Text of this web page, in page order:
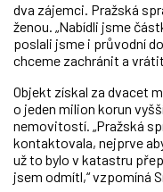
dva zájemci. Pražská
ženou. „Nabídli jsme
poslali jsme i průvodní
chceme zachránit a
Objekt získal za dvacet
o jeden milion korun
nemovitostí. „Pražská
kontaktovala, nejprve
už to bylo v katastru
jsem odmítl,“ vzpomíná